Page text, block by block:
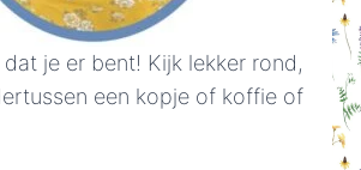
je er bent! Kijk lekker rond,
een kopje of koffie of